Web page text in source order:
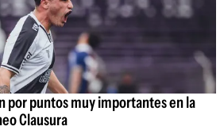
por puntos muy importantes en la
Clausura